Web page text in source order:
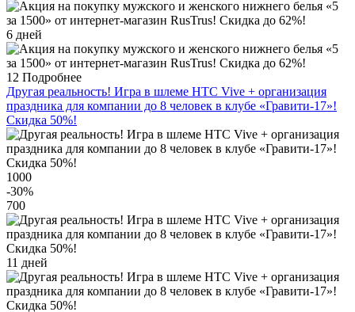
6 дней
12 Подробнее
Другая реальность! Игра в шлеме HTC Vive + организация
праздника для компании до 8 человек в клубе «Гравити-17»!
Скидка 50%!
1000
-30%
700
11 дней